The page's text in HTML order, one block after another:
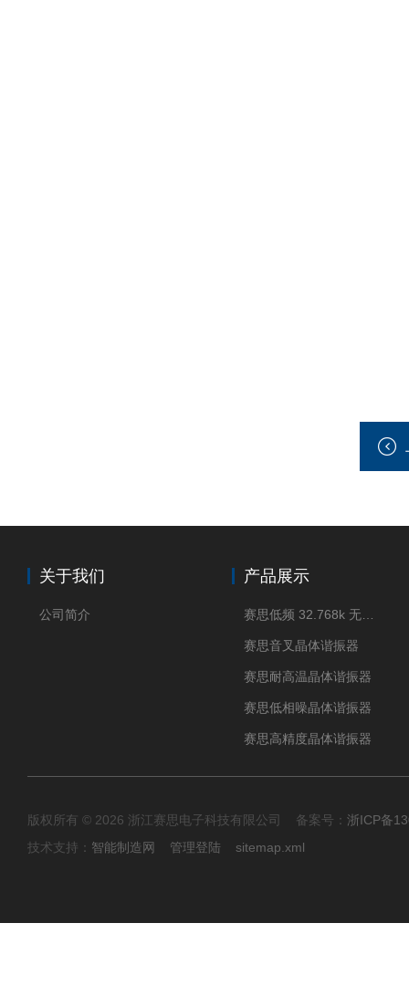
关于我们
公司简介
产品展示
赛思音叉晶体谐振器
赛思耐高温晶体谐振器
赛思低相噪晶体谐振器
赛思高精度晶体谐振器
版权所有 © 2026 浙江赛思电子科技有限公司 备案号： 浙ICP备
技术支持： 智能制造网 管理登陆 sitemap.xml